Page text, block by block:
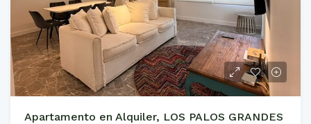
Apartamento en Alquiler, LOS PALOS GRANDES